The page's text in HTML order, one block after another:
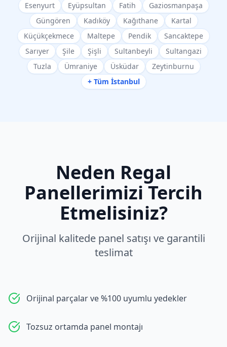
Esenyurt
Eyüpsultan Fatih
Gaziosmanpaşa
Güngören
Kadıköy Kağıthane
Kartal
Küçükçekmece
Maltepe Pendik
Sancaktepe
Sarıyer
Şile Şişli Sultanbeyli
Sultangazi
Tuzla
Ümraniye Üsküdar
Zeytinburnu
+ Tüm İstanbul
Neden Regal
Panellerimizi Tercih
Etmelisiniz?
Orijinal kalitede panel satışı ve garantili
teslimat
Orijinal parçalar ve %100 uyumlu yedekler
Tozsuz ortamda panel montajı